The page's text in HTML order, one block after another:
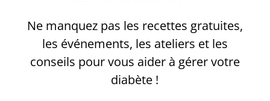
Ne manquez pas les recettes gratuites,
les événements, les ateliers et les
conseils pour vous aider à gérer votre
diabète !